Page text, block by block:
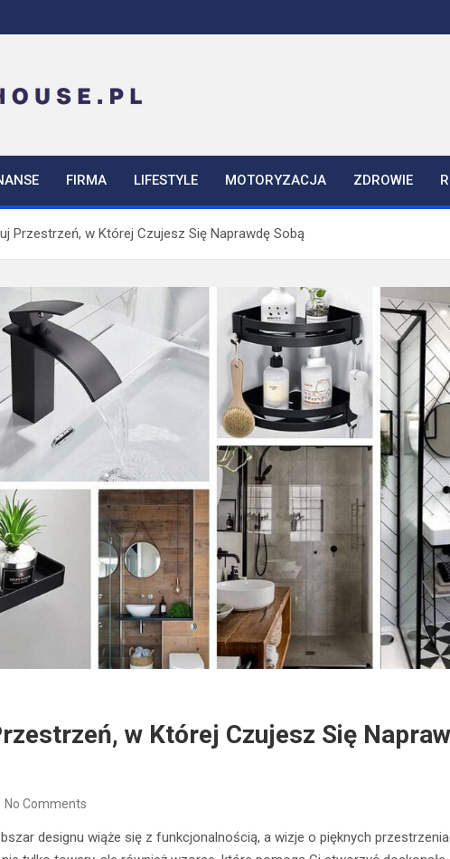
FIRMA LIFESTYLE MOTORYZACJA ZDROWIE
Przestrzeń, w Której Czujesz Się Naprawdę Sobą
w Której Czujesz Się
No Comments
designu wiąże się z funkcjonalnością, a wizje o pięknych